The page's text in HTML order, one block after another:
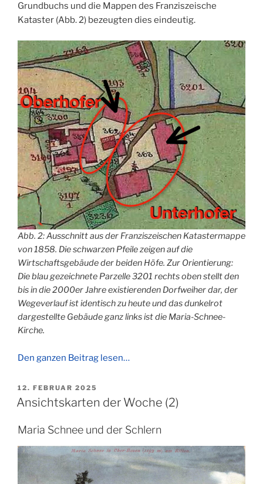
Grundbuchs und die Mappen des Franziszeische
Kataster (Abb. 2) bezeugten dies eindeutig.
Abb. 2: Ausschnitt aus der Franziszeischen Katastermappe
von 1858. Die schwarzen Pfeile zeigen auf die
Wirtschaftsgebäude der beiden Höfe. Zur Orientierung:
Die blau gezeichnete Parzelle 3201 rechts oben stellt den
bis in die 2000er Jahre existierenden Dorfweiher dar, der
Wegeverlauf ist identisch zu heute und das dunkelrot
dargestellte Gebäude ganz links ist die Maria-Schnee-
Kirche.
Den ganzen Beitrag lesen…
VERÖFFENTLICHT
AM
12. FEBRUAR 2025
Ansichtskarten der Woche (2)
Maria Schnee und der Schlern